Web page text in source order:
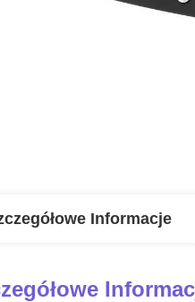
Informacje